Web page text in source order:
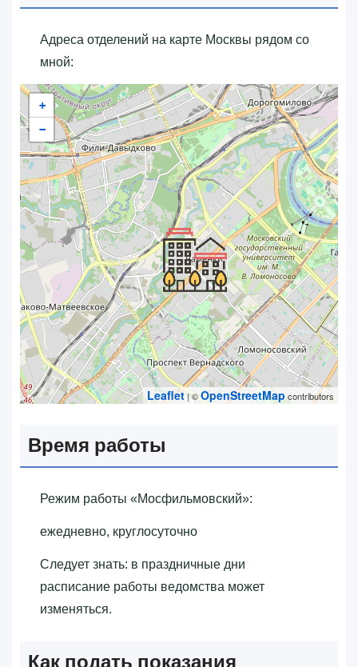
Адреса отделений на карте Москвы рядом со
мной:
+
−
Leaflet| ©OpenStreetMap contributors
Время работы
Режим работы «‎Мосфильмовский»‎:
ежедневно, круглосуточно
Следует знать: в праздничные дни
расписание работы ведомства может
изменяться.
Как подать показания